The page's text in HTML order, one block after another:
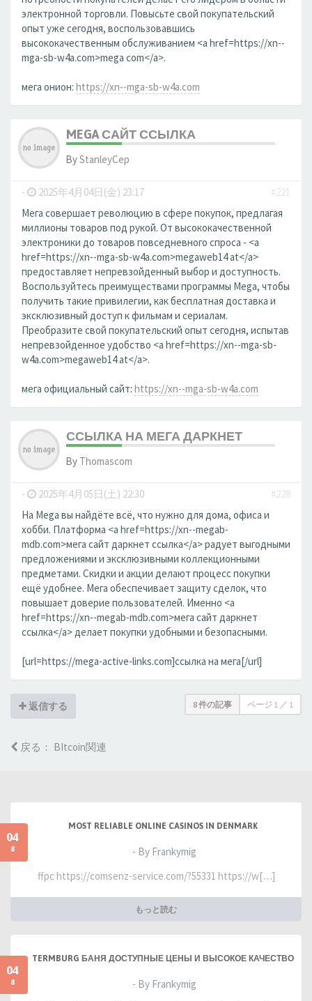
электронной торговли. Повысьте свой покупательский
опыт уже сегодня, воспользовавшись
высококачественным обслуживанием <a href=https://xn--
mga-sb-w4a.com>mega com</a>.
мега онион: https://xn--mga-sb-w4a.com
MEGA САЙТ ССЫЛКА
ByStanleyCep
- 2025年4月04日(金) 23:17
#221
Мега совершает революцию в сфере покупок, предлагая
миллионы товаров под рукой. От высококачественной
электроники до товаров повседневного спроса - <a
href=https://xn--mga-sb-w4a.com>megaweb14 at</a>
предоставляет непревзойденный выбор и доступность.
Воспользуйтесь преимуществами программы Mega, чтобы
получить такие привилегии, как бесплатная доставка и
эксклюзивный доступ к фильмам и сериалам.
Преобразите свой покупательский опыт сегодня, испытав
непревзойденное удобство <a href=https://xn--mga-sb-
w4a.com>megaweb14 at</a>.
мега официальный сайт: https://xn--mga-sb-w4a.com
ССЫЛКА НА МЕГА ДАРКНЕТ
By Thomascom
- 2025年4月05日(土) 22:30
#228
На Mega вы найдёте всё, что нужно для дома, офиса и
хобби. Платформа <a href=https://xn--megab-
mdb.com>мега сайт даркнет ссылка</a> радует выгодными
предложениями и эксклюзивными коллекционными
предметами. Скидки и акции делают процесс покупки
ещё удобнее. Мега обеспечивает защиту сделок, что
повышает доверие пользователей. Именно <a
href=https://xn--megab-mdb.com>мега сайт даркнет
ссылка</a> делает покупки удобными и безопасными.
[url=https://mega-active-links.com]ссылка на мега[/url]
返信する 8 件の記事 ページ 1 ／ 1
戻る： BItcoin関連
04
8
MOST RELIABLE ONLINE CASINOS IN DENMARK
- By Frankymig
ffpc https://comsenz-service.com/?55331 https://w[…]
もっと読む
04
8
TERMBURG БАНЯ ДОСТУПНЫЕ ЦЕНЫ И ВЫСОКОЕ КАЧЕСТВО
- By Frankymig